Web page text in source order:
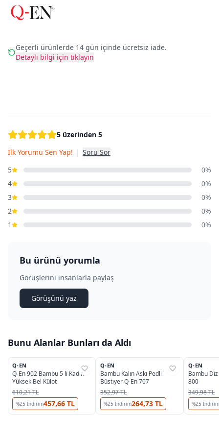
Geçerli ürünlerde 14 gün içinde ücretsiz iade.
Detaylı bilgi için tıklayın
5 üzerinden 5
İlk Yorumu Sen Yap! | Soru Sor
5
0%
4
0%
3
0%
2
0%
1
0%
Bu ürünü yorumla
Görüşlerini insanlarla paylaş
Görüşünü yaz
Bunu Alanlar Bunları da Aldı
%32
Q-EN
Q-En 902 Bambu 5 li Kadın
Yüksek Bel Külot
610,21 TL
%25 İndirim457,66 TL
%32
Q-EN
Bambu Kalın Askı Pedli
Büstiyer Q-En 707
352,97 TL
%25 İndirim264,73 TL
%32
Q-EN
Bambu
800
349,98 TL
%25 İndirim